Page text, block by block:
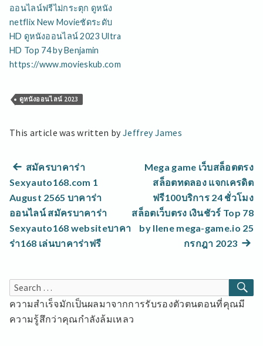
ออนไลน์ฟรีไม่กระตุก ดูหนัง
netflix New Movieชัดระดับ
HD ดูหนังออนไลน์ 2023 Ultra
HD Top 74 by Benjamin
https://www.movieskub.com
ดูหนังออนไลน์ 2023
This article was written by Jeffrey James
แนะแนว
เรื่อง
Previous
post:
สมัครบาคาร่า
Sexyauto168.com 1
August 2565 บาคาร่า
ออนไลน์ สมัครบาคาร่า
Sexyauto168 websiteบาคา
ร่า168 เล่นบาคาร่าฟรี
Mega game เว็บสล็อตตรง
สล็อตทดลอง แจกเครดิต
ฟรี100บริการ 24 ชั่วโมง
สล็อตเว็บตรง เงินชัวร์ Top 78
by Ilene mega-game.io 25
กรกฎา 2023Next
Search
for:
ความสำเร็จมักเป็นผลมาจากการรับรองตัวตนตอนที่คุณมี
ความรู้สึกว่าคุณกำลังล้มเหลว